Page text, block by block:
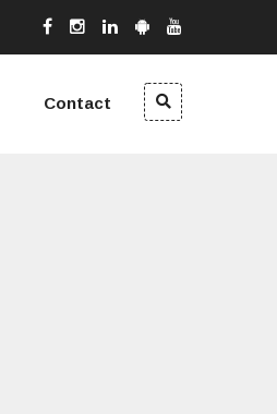
Contact